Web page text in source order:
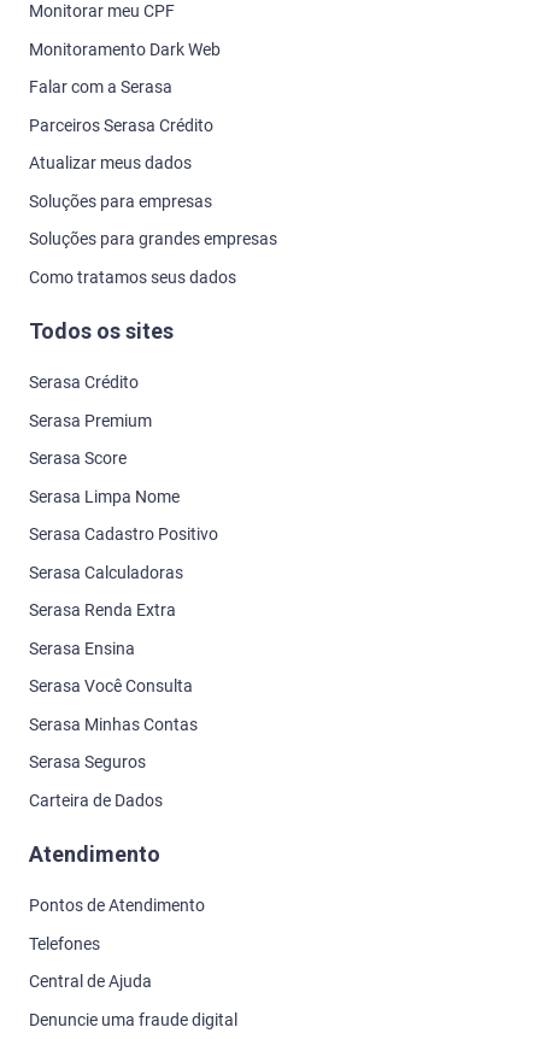
Monitorar meu CPF
Monitoramento Dark Web
Falar com a Serasa
Parceiros Serasa Crédito
Atualizar meus dados
Soluções para empresas
Soluções para grandes empresas
Como tratamos seus dados
Todos os sites
Serasa Crédito
Serasa Premium
Serasa Score
Serasa Limpa Nome
Serasa Cadastro Positivo
Serasa Calculadoras
Serasa Renda Extra
Serasa Ensina
Serasa Você Consulta
Serasa Minhas Contas
Serasa Seguros
Carteira de Dados
Atendimento
Pontos de Atendimento
Telefones
Central de Ajuda
Denuncie uma fraude digital